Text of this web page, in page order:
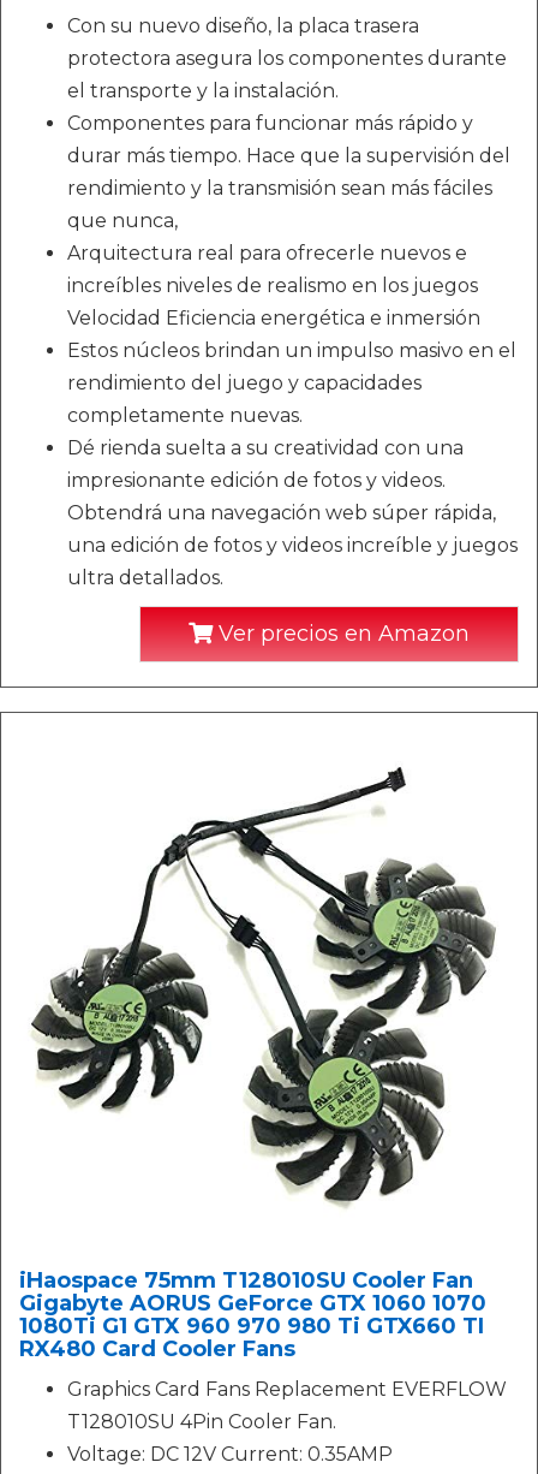
Con su nuevo diseño, la placa trasera
protectora asegura los componentes durante
el transporte y la instalación.
Componentes para funcionar más rápido y
durar más tiempo. Hace que la supervisión del
rendimiento y la transmisión sean más fáciles
que nunca,
Arquitectura real para ofrecerle nuevos e
increíbles niveles de realismo en los juegos
Velocidad Eficiencia energética e inmersión
Estos núcleos brindan un impulso masivo en el
rendimiento del juego y capacidades
completamente nuevas.
Dé rienda suelta a su creatividad con una
impresionante edición de fotos y videos.
Obtendrá una navegación web súper rápida,
una edición de fotos y videos increíble y juegos
ultra detallados.
Ver precios en Amazon
iHaospace 75mm T128010SU Cooler Fan
Gigabyte AORUS GeForce GTX 1060 1070
1080Ti G1 GTX 960 970 980 Ti GTX660 TI
RX480 Card Cooler Fans
Graphics Card Fans Replacement EVERFLOW
T128010SU 4Pin Cooler Fan.
Voltage: DC 12V Current: 0.35AMP